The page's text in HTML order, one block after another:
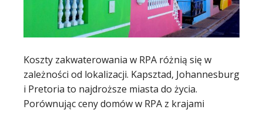
Koszty zakwaterowania w RPA różnią się w
zależności od lokalizacji. Kapsztad, Johannesburg
i Pretoria to najdroższe miasta do życia.
Porównując ceny domów w RPA z krajami